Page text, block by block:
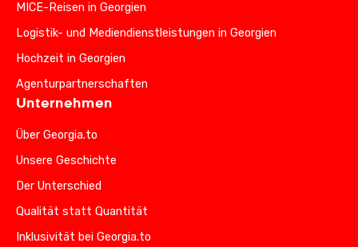
MICE-Reisen in Georgien
Logistik- und Mediendienstleistungen in Georgien
Hochzeit in Georgien
Agenturpartnerschaften
Unternehmen
Über Georgia.to
Unsere Geschichte
Der Unterschied
Qualität statt Quantität
Inklusivität bei Georgia.to